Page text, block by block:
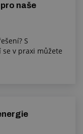
naše
S
se v praxi můžete